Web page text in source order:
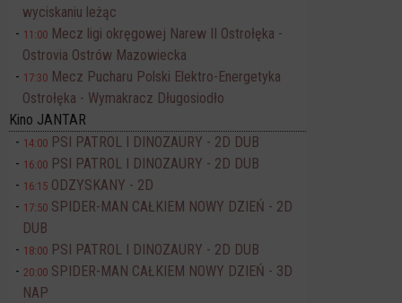
wyciskaniu leżąc
11:00 Mecz ligi okręgowej Narew II Ostrołęka -
Ostrovia Ostrów Mazowiecka
17:30 Mecz Pucharu Polski Elektro-Energetyka
Ostrołęka - Wymakracz Długosiodło
Kino JANTAR
14:00 PSI PATROL I DINOZAURY - 2D DUB
16:00 PSI PATROL I DINOZAURY - 2D DUB
16:15 ODZYSKANY - 2D
17:50 SPIDER-MAN CAŁKIEM NOWY DZIEŃ - 2D
DUB
18:00 PSI PATROL I DINOZAURY - 2D DUB
20:00 SPIDER-MAN CAŁKIEM NOWY DZIEŃ - 3D
NAP